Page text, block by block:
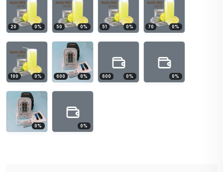
20 0% 50 0% 51 0% 70 0%
100 0% 600 0% 600 0% 0%
0% 0%